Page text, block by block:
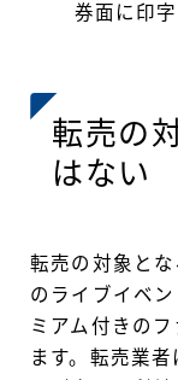
券面に印
転売の
はない
転売の対象と
のライブイベ
ミアム付きの
ます。転売業